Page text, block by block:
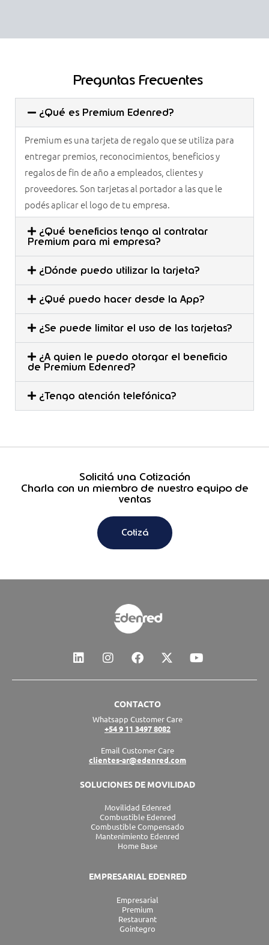
Preguntas Frecuentes
¿Qué es Premium Edenred?
Premium es una tarjeta de regalo que se utiliza para
entregar premios, reconocimientos, beneficios y
regalos de fin de año a empleados, clientes y
proveedores. Son tarjetas al portador a las que le
podés aplicar el logo de tu empresa.
¿Qué beneficios tengo al contratar
Premium para mi empresa?
¿Dónde puedo utilizar la tarjeta?
¿Qué puedo hacer desde la App?
¿Se puede limitar el uso de las tarjetas?
¿A quien le puedo otorgar el beneficio
de Premium Edenred?
¿Tengo atención telefónica?
Solicitá una Cotización
Charla con un miembro de nuestro equipo de
ventas
Cotizá
L
i
I
n
r
a
m
F
a
b
o
o
k
X
-
t
e
r
Y
o
CONTACTO
Whatsapp Customer Care
+54 9 11 3497 8082
Email Customer Care
clientes-ar@edenred.com
SOLUCIONES DE MOVILIDAD
Movilidad Edenred
Combustible Edenred
Combustible Compensado
Mantenimiento Edenred
Home Base
EMPRESARIAL EDENRED
Empresarial
Premium
Restaurant
Gointegro